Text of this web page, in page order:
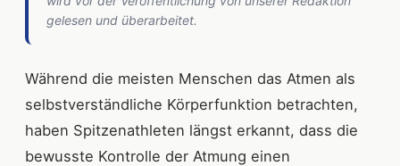
gelesen und überarbeitet.
Während die meisten Menschen das Atmen als
selbstverständliche Körperfunktion betrachten,
haben Spitzenathleten längst erkannt, dass die
bewusste Kontrolle der Atmung einen